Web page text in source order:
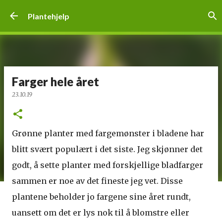
Plantehjelp
Farger hele året
23.10.19
Grønne planter med fargemønster i bladene har
blitt svært populært i det siste. Jeg skjønner det
godt, å sette planter med forskjellige bladfarger
sammen er noe av det fineste jeg vet. Disse
plantene beholder jo fargene sine året rundt,
uansett om det er lys nok til å blomstre eller